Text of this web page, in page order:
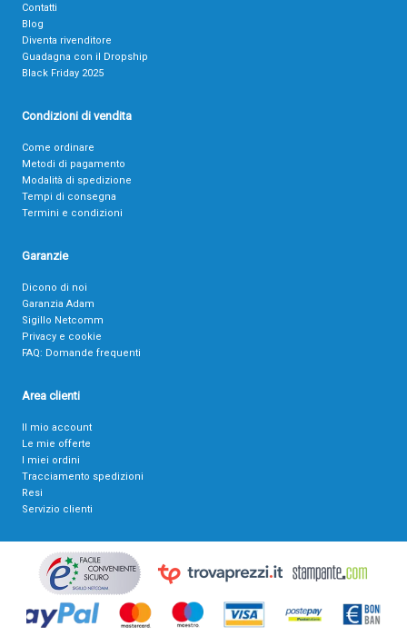
Contatti
Blog
Diventa rivenditore
Guadagna con il Dropship
Black Friday 2025
Condizioni di vendita
Come ordinare
Metodi di pagamento
Modalità di spedizione
Tempi di consegna
Termini e condizioni
Garanzie
Dicono di noi
Garanzia Adam
Sigillo Netcomm
Privacy e cookie
FAQ: Domande frequenti
Area clienti
Il mio account
Le mie offerte
I miei ordini
Tracciamento spedizioni
Resi
Servizio clienti